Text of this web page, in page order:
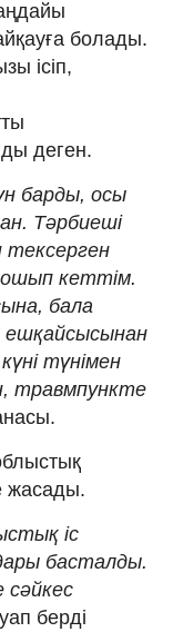
болады.
ісіп,
деген.
барды, осы
Тәрбиеші
тексерген
кеттім.
бала
ешқайсысынан
түнімен
травмпункте
жасады.
іс
басталды.
сәйкес
берді